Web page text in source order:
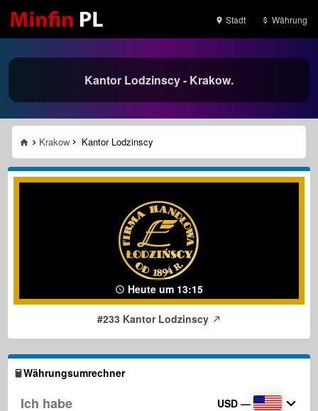
Stadt Währung
Kantor Lodzinscy - Krakow.
Krakow Kantor Lodzinscy
Heute um 13:15
#233 Kantor Lodzinscy
Währungsumrechner
USD —